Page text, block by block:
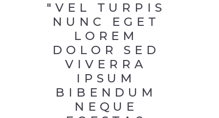
"VEL TURPIS
NUNC EGET
LOREM
DOLOR SED
VIVERRA
IPSUM
BIBENDUM
NEQUE